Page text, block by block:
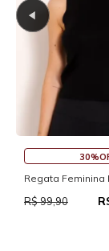
Regata Feminina
R$ 99,90